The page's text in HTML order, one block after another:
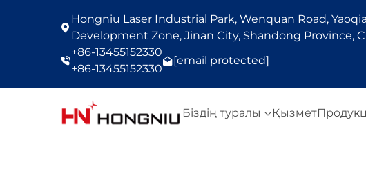
Hongniu Laser Industrial Park, Wenquan Road,
Development Zone, Jinan City, Shandong Province,
+86-13455152330
+86-13455152330
[email protected]
Біздің туралы Қызмет